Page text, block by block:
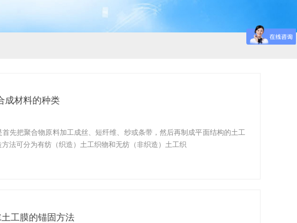
成材料的种类
先把聚合物原料加工成丝、短纤维、纱或条带，然后再制成平面结构的土工
法可分为有纺（织造）土工织物和无纺（非织造）土工织
土工膜的锚固方法